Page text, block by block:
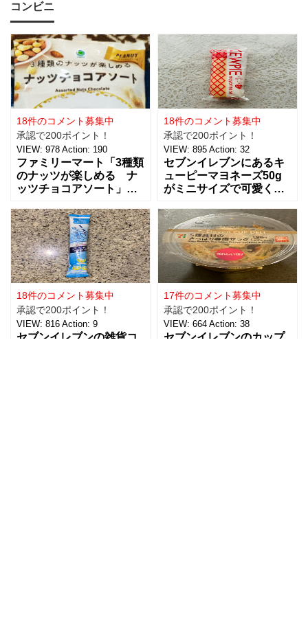
いました。買えないと思
っていたので嬉しい。 サ
イズは、約幅760㎜ x 高
さ530㎜。2枚入っている
ので
に100円ショップの100円
商品にはなかったため、
こちらのコル
コンビニ
18件のコメント募集中
承認で200ポイント！
VIEW: 978 Action: 190
ファミリーマート「3種類
のナッツが楽しめる ナ
ッツチョコアソート」を
て、ワインに合わせた
り、ちょっとした休憩時
間にもおすすめ！！ 税込
238円で、３種類（アー
モンド、ピーナッツ、ヘ
ーゼルナッツ）×４個ずつ
入ったチョコアソ
18件のコメント募集中
承認で200ポイント！
VIEW: 895 Action: 32
セブンイレブンにあるキ
ューピーマヨネーズ50g
がミニサイズで可愛く
した。 お味は容器が小さ
くなっただけで、定番と
同じ味で美味しいです。
マヨネーズは好みがそれ
ぞれあるようなのですけ
ど、私はキューピー派。
ただここ最近は健
18件のコメント募集中
承認で200ポイント！
VIEW: 816 Action: 9
セブンイレブンの雑貨コ
17件のコメント募集中
承認で200ポイント！
VIEW: 664 Action: 38
セブンイレブンのカップ